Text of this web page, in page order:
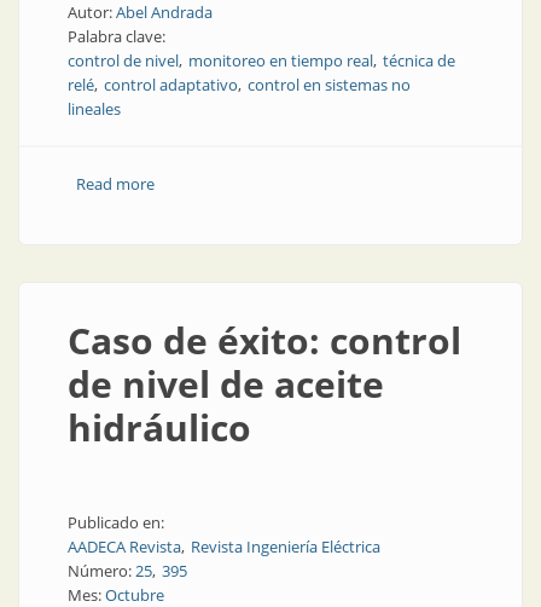
Autor:Abel Andrada
Palabra clave:
control de nivel monitoreo en tiempo real técnica de
relé control adaptativo control en sistemas no
lineales
Read moreabout Control de nivel en tiempo real en un tanque
Caso de éxito: control
de nivel de aceite
hidráulico
Publicado en:
AADECA Revista Revista Ingeniería Eléctrica
Número:25 395
Mes:Octubre